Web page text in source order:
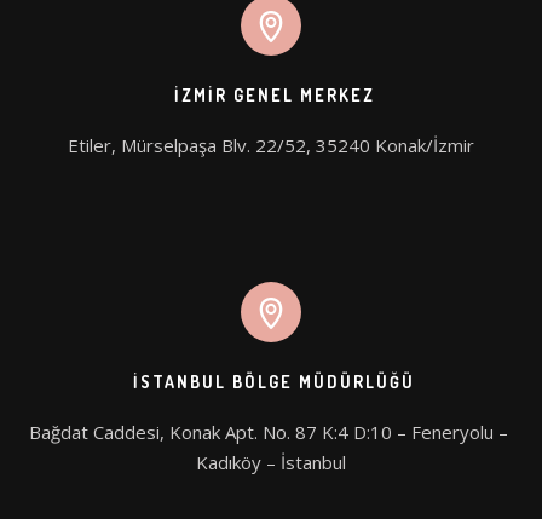
İZMIR GENEL MERKEZ
Etiler, Mürselpaşa Blv. 22/52, 35240 Konak/İzmir
İSTANBUL BÖLGE MÜDÜRLÜĞÜ
Bağdat Caddesi, Konak Apt. No. 87 K:4 D:10 – Feneryolu –
Kadıköy – İstanbul